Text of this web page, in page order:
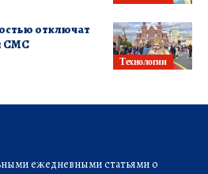
Технологии
отключат
СМС
ежедневными статьями о